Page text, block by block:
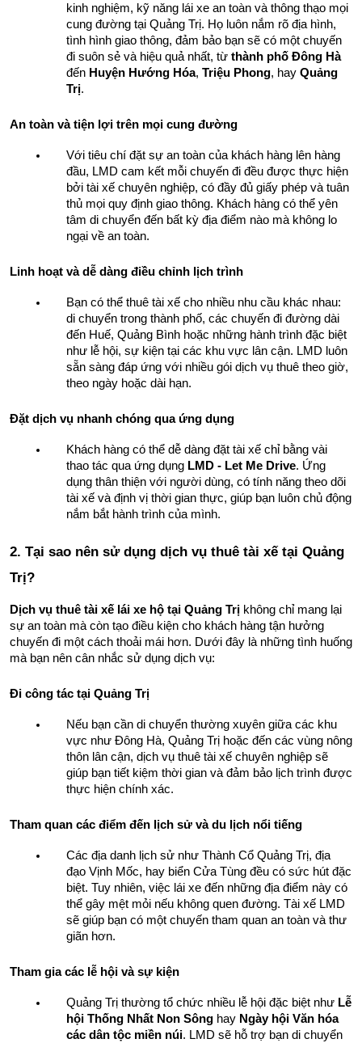
kinh nghiệm, kỹ năng lái xe an toàn và thông thạo mọi
cung đường tại Quảng Trị. Họ luôn nắm rõ địa hình,
tình hình giao thông, đảm bảo bạn sẽ có một chuyến
đi suôn sẻ và hiệu quả nhất, từ thành phố Đông Hà
đến Huyện Hướng Hóa, Triệu Phong, hay Quảng
Trị.
An toàn và tiện lợi trên mọi cung đường
Với tiêu chí đặt sự an toàn của khách hàng lên hàng
đầu, LMD cam kết mỗi chuyến đi đều được thực hiện
bởi tài xế chuyên nghiệp, có đầy đủ giấy phép và tuân
thủ mọi quy định giao thông. Khách hàng có thể yên
tâm di chuyển đến bất kỳ địa điểm nào mà không lo
ngại về an toàn.
Linh hoạt và dễ dàng điều chỉnh lịch trình
Bạn có thể thuê tài xế cho nhiều nhu cầu khác nhau:
di chuyển trong thành phố, các chuyến đi đường dài
đến Huế, Quảng Bình hoặc những hành trình đặc biệt
như lễ hội, sự kiện tại các khu vực lân cận. LMD luôn
sẵn sàng đáp ứng với nhiều gói dịch vụ thuê theo giờ,
theo ngày hoặc dài hạn.
Đặt dịch vụ nhanh chóng qua ứng dụng
Khách hàng có thể dễ dàng đặt tài xế chỉ bằng vài
thao tác qua ứng dụng LMD - Let Me Drive. Ứng
dụng thân thiện với người dùng, có tính năng theo dõi
tài xế và định vị thời gian thực, giúp bạn luôn chủ động
nắm bắt hành trình của mình.
2. Tại sao nên sử dụng dịch vụ thuê tài xế tại Quảng
Trị?
Dịch vụ thuê tài xế lái xe hộ tại Quảng Trị không chỉ mang lại
sự an toàn mà còn tạo điều kiện cho khách hàng tận hưởng
chuyến đi một cách thoải mái hơn. Dưới đây là những tình huống
mà bạn nên cân nhắc sử dụng dịch vụ:
Đi công tác tại Quảng Trị
Nếu bạn cần di chuyển thường xuyên giữa các khu
vực như Đông Hà, Quảng Trị hoặc đến các vùng nông
thôn lân cận, dịch vụ thuê tài xế chuyên nghiệp sẽ
giúp bạn tiết kiệm thời gian và đảm bảo lịch trình được
thực hiện chính xác.
Tham quan các điểm đến lịch sử và du lịch nổi tiếng
Các địa danh lịch sử như Thành Cổ Quảng Trị, địa
đạo Vịnh Mốc, hay biển Cửa Tùng đều có sức hút đặc
biệt. Tuy nhiên, việc lái xe đến những địa điểm này có
thể gây mệt mỏi nếu không quen đường. Tài xế LMD
sẽ giúp bạn có một chuyến tham quan an toàn và thư
giãn hơn.
Tham gia các lễ hội và sự kiện
Quảng Trị thường tổ chức nhiều lễ hội đặc biệt như Lễ
hội Thống Nhất Non Sông hay Ngày hội Văn hóa
các dân tộc miền núi. LMD sẽ hỗ trợ bạn di chuyển